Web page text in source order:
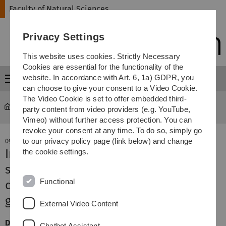
Skip
Skip
Skip
Skip
Faculty of Natural Sciences
Menu
Faculty of Natural Sciences news-detail
09. December 2020
Informierter ins Chemiestudium
starten - Intensivwoche wird durch
den Fonds der Chemischen Industrie
gefördert
Die an der Universität Ulm ins Leben gerufene
Privacy Settings
This website uses cookies. Strictly Necessary
Cookies are essential for the functionality of the
website. In accordance with Art. 6, 1a) GDPR, you
can choose to give your consent to a Video Cookie.
The Video Cookie is set to offer embedded third-
party content from video providers (e.g. YouTube,
Vimeo) without further access protection. You can
revoke your consent at any time. To do so, simply go
to our privacy policy page (link below) and change
the cookie settings.
Functional
External Video Content